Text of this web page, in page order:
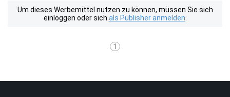
Um dieses Werbemittel nutzen zu können, müssen Sie sich
einloggen oder sich als Publisher anmelden
1